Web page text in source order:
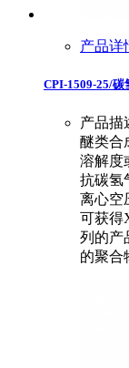
产品详
CPI-1509-25/碳
产品描
醚类合
溶解度
抗碳氢
离心空
可获得
列的产
的聚合